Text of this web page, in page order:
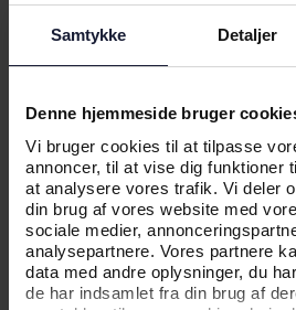
Samtykke Detaljer
Denne hjemmeside bruger
Vi bruger cookies til at tilpasse
annoncer, til at vise dig funktioner
at analysere vores trafik. Vi deler
din brug af vores website med
sociale medier,
analysepartnere. Vores partnere
data med andre oplysninger, du
de har indsamlet fra din brug af
30.05.2025
NYHED